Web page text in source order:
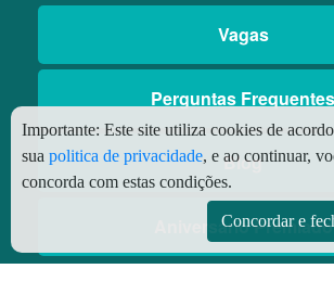
Vagas
Perguntas Frequentes
Blog
Aniversário Premiado
Importante: Este site utiliza cookies de
sua politica de privacidade, e ao continuar,
concorda com estas condições.
Concordar e